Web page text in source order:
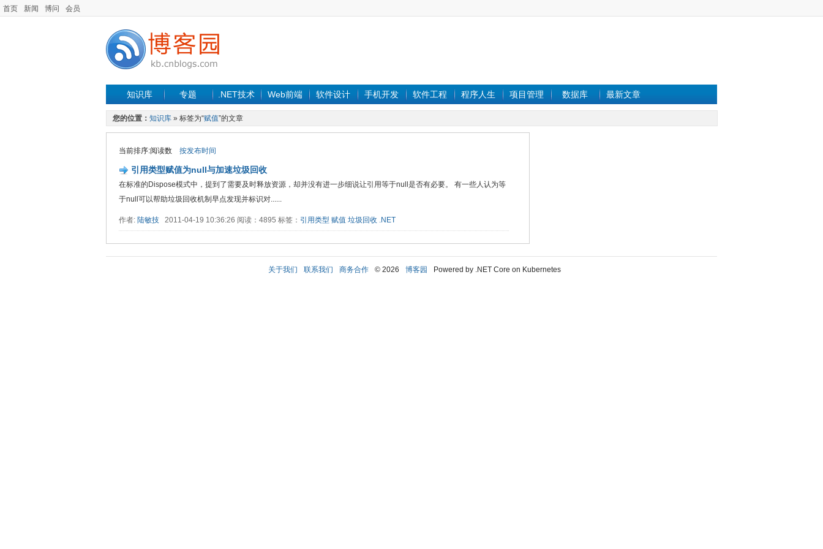
首页 新闻 博问 会员
知识库 专题 .NET技术 Web前端 软件设计 手机开发 软件工程 程序人生 项目管理 数据库 最新文章
您的位置： 知识库 » 标签为“赋值”的文章
当前排序:阅读数 按发布时间
引用类型赋值为null与加速垃圾回收
在标准的Dispose模式中，提到了需要及时释放资源，却并没有进一步细说让引用等于null是否有必要。 有一些人认为等
于null可以帮助垃圾回收机制早点发现并标识对......
作者: 陆敏技 2011-04-19 10:36:26 阅读：4895 标签： 引用类型 赋值 垃圾回收 .NET
关于我们 联系我们 商务合作 © 2026 博客园 Powered by .NET Core on Kubernetes